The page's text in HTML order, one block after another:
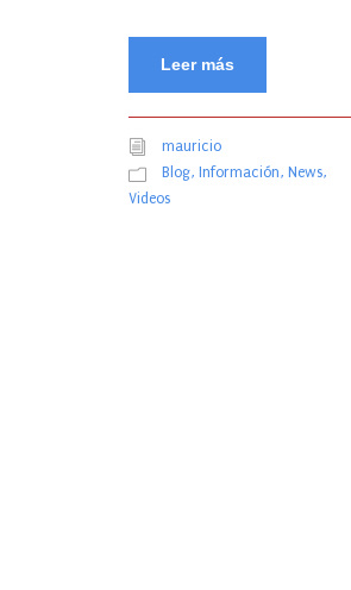
Leer más
mauricio
Blog, Información, News,
Videos